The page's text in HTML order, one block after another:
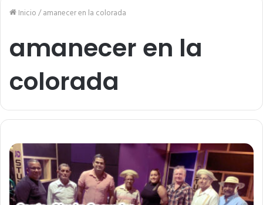
Inicio/amanecer en la colorada
amanecer en la
colorada